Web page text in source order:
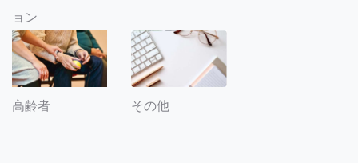
ョン
高齢者 その他